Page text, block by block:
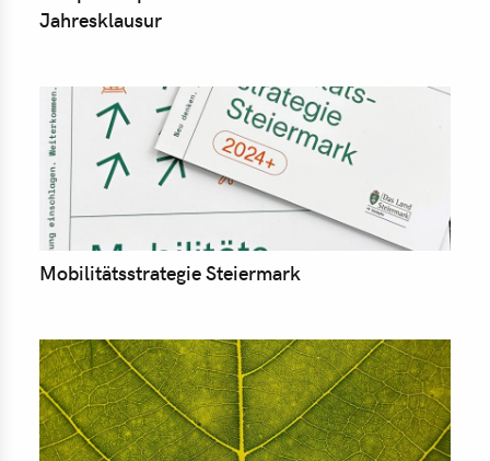
Jahresklausur
Mobilitätsstrategie Steiermark